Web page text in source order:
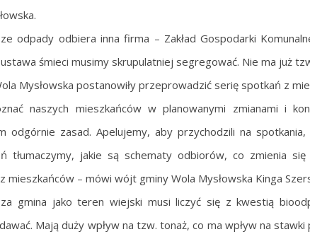
odpady odbiera inna firma – Zakład Gospodarki
śmieci musimy skrupulatniej segregować. Nie ma już
Mysłowska postanowiły przeprowadzić serię spotkań z
naszych mieszkańców w planowanymi zmianami i
odgórnie zasad. Apelujemy, aby przychodzili na
tłumaczymy, jakie są schematy odbiorów, co zmienia
mieszkańców – mówi wójt gminy Wola Mysłowska Kinga
gmina jako teren wiejski musi liczyć się z kwestią
Mają duży wpływ na tzw. tonaż, co ma wpływ na